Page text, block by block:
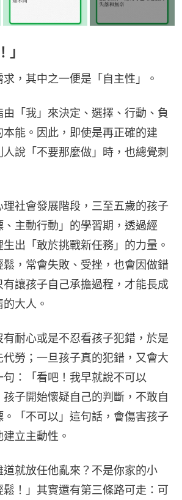
」
，其中之一便是「自主性」。
「我」來決定、選擇、行動、負
能。因此，即使是再正確的建
說「不要那麼做」時，也總覺刺
社會發展階段，三至五歲的孩子
主動行動」的學習期，透過經
出「敢於挑戰新任務」的力量。
，常會失敗、受挫，也會因做錯
讓孩子自己承擔過程，才能長成
大人。
有耐心或是不忍看孩子犯錯，於是
勞；一旦孩子真的犯錯，又會大
：「看吧！我早就說不可以
子開始懷疑自己的判斷，不敢自
。「不可以」這句話，會傷害孩子
立主動性。
就放任他亂來？不是你家的小
！」其實還有第三條路可走：可